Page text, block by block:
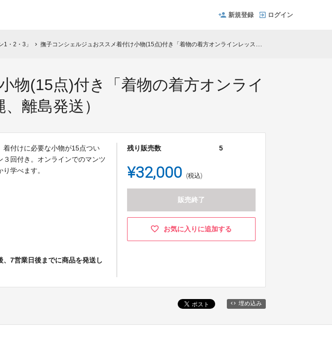
新規登録 ログイン
・2・3」 chevron_right 撫子コンシェルジュおススメ着付け小物(15点)付き「着物の着方オンラインレッスン1・2・3」（北海道、沖縄、離島発送）
物(15点)付き「着物の着方オンライ
離島発送）
着付けに必要な小物が15点つい
回付き。オンラインでのマンツ
学べます。
、7営業日後までに商品を発送し
残り販売数 5
¥32,000 (税込)
販売終了
お気に入りに追加する
埋め込み